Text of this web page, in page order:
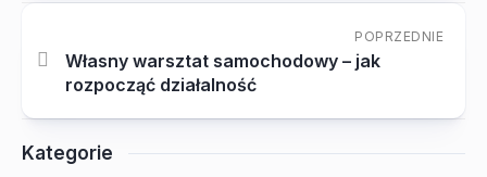
POPRZEDNIE
Własny warsztat samochodowy – jak
rozpocząć działalność
Kategorie